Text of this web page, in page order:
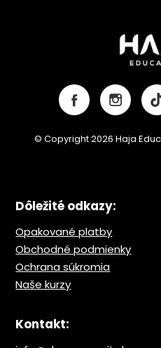
© Copyright 2026 Haja
Dôležité odkazy:
Opakované platby
Obchodné podmienky
Ochrana súkromia
Naše kurzy
Kontakt: